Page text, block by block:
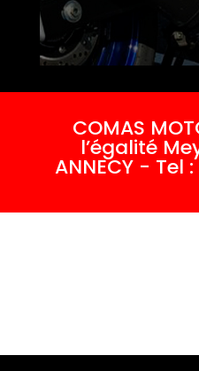
COMAS
l’égalité
ANNECY - Tel